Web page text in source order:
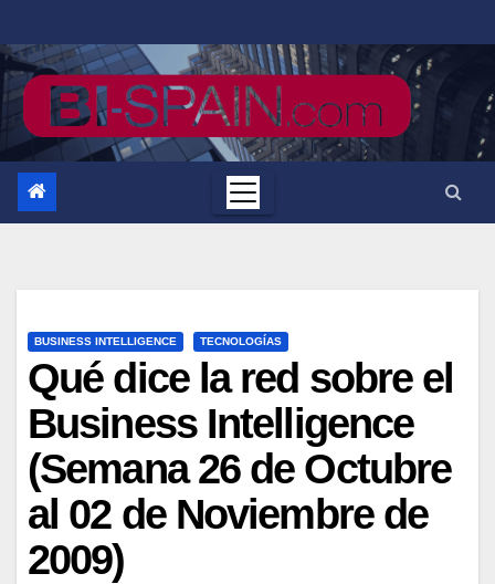
al
contenido
BUSINESS INTELLIGENCE TECNOLOGÍAS
Qué dice la red sobre el
Business Intelligence
(Semana 26 de Octubre
al 02 de Noviembre de
2009)